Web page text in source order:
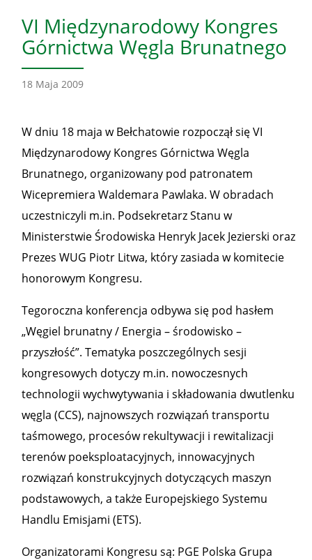
VI Międzynarodowy Kongres
Górnictwa Węgla Brunatnego
18 Maja 2009
W dniu 18 maja w Bełchatowie rozpoczął się VI
Międzynarodowy Kongres Górnictwa Węgla
Brunatnego, organizowany pod patronatem
Wicepremiera Waldemara Pawlaka. W obradach
uczestniczyli m.in. Podsekretarz Stanu w
Ministerstwie Środowiska Henryk Jacek Jezierski oraz
Prezes WUG Piotr Litwa, który zasiada w komitecie
honorowym Kongresu.
Tegoroczna konferencja odbywa się pod hasłem
„Węgiel brunatny / Energia – środowisko –
przyszłość”. Tematyka poszczególnych sesji
kongresowych dotyczy m.in. nowoczesnych
technologii wychwytywania i składowania dwutlenku
węgla (CCS), najnowszych rozwiązań transportu
taśmowego, procesów rekultywacji i rewitalizacji
terenów poeksploatacyjnych, innowacyjnych
rozwiązań konstrukcyjnych dotyczących maszyn
podstawowych, a także Europejskiego Systemu
Handlu Emisjami (ETS).
Organizatorami Kongresu są: PGE Polska Grupa